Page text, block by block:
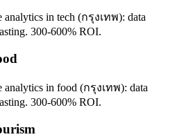
analytics in tech (กรุงเทพ): data
300-600% ROI.
analytics in food (กรุงเทพ): data
300-600% ROI.